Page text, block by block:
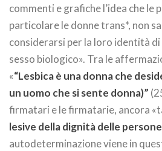
commenti e grafiche l’idea che le
particolare le donne trans*, non
considerarsi per la loro identità di
sesso biologico». Tra le
«“Lesbica è una donna che
un uomo che si sente donna)”
firmatari e le firmatarie, ancora
lesive della dignità delle
autodeterminazione viene in